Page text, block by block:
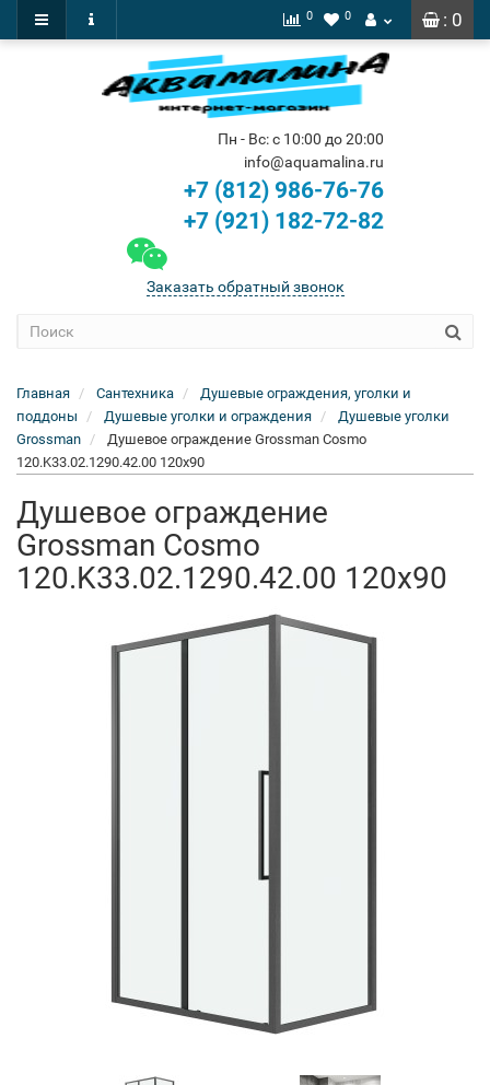
: 0
0 0
Пн - Вс: с 10:00 до 20:00
info@aquamalina.ru
+7 (812) 986-76-76
+7 (921) 182-72-82
Заказать обратный звонок
Главная Сантехника
Душевые ограждения, уголки и
поддоны
Душевые уголки и ограждения
Душевые уголки
Grossman
Душевое ограждение Grossman Cosmo
120.K33.02.1290.42.00 120x90
Душевое ограждение
Grossman Cosmo
120.K33.02.1290.42.00 120x90